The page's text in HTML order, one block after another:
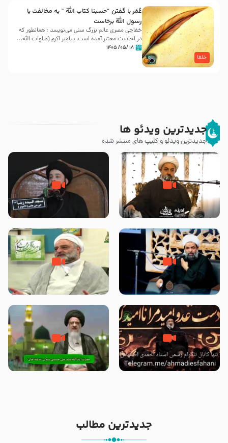
خلفا
عُمَر با گفتن “حسبنا كتاب اللّه ” به مخالفت با
رسول اللّه برخاست
خفاجی مصری عالم بزرگ سنی می‌نویسد : همانطور که
در احادیث معتبر آمده است، پیامبر اکرم (صلوات اللّه...
۱۸ /۰۵/ ۱۴۰۵
جدیدترین ویدئو ها
جدیدترین ویدئو و کلیپ های منتشر شده
چه کسانی پیامبر صلی الله علیه و
آله را مسموم کردند ؟ – حجت
رزیة الخمیس و اهانت برخی صحابه
به پیامبر اکرم (ص) چه اتفاقی رخ
بیرون انداختند ؟!!!!! – سید محمد
موسوی
رحلت یا شهادت پیامبر (صلی الله
علیه و آله) ؟ – حجت الاسلام
علت برتری پیامبر اسلام بر سایر
پیامبران از زبان امیرالمؤمنین
خیانت و جفا به پیامبر با بکار بردن
کلمه رحلت بجای شهادت – حجت
آیا پیامبر اکرم صلی الله علیه وآله
بدون وصیت از دنیا رفته ‌اند؟ – آیت
جدیدترین مطالب